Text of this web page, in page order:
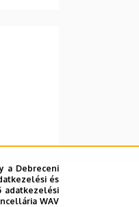
a Debreceni
és
adatkezelési
WAV